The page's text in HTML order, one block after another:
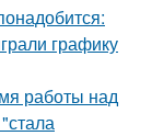
графику
работы над